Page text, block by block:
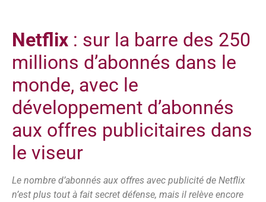
Netflix : sur la barre des 250
millions d’abonnés dans le
monde, avec le
développement d’abonnés
aux offres publicitaires dans
le viseur
Le nombre d’abonnés aux offres avec publicité de Netflix
n’est plus tout à fait secret défense, mais il relève encore